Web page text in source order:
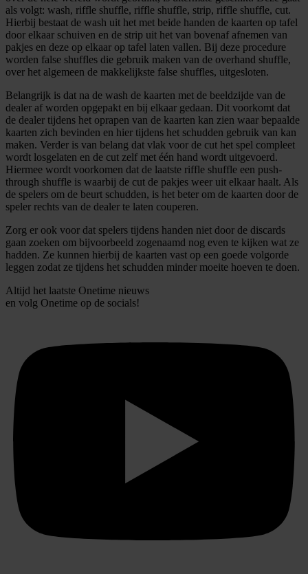
als volgt: wash, riffle shuffle, riffle shuffle, strip, riffle shuffle, cut.
Hierbij bestaat de wash uit het met beide handen de kaarten op tafel
door elkaar schuiven en de strip uit het van bovenaf afnemen van
pakjes en deze op elkaar op tafel laten vallen. Bij deze procedure
worden false shuffles die gebruik maken van de overhand shuffle,
over het algemeen de makkelijkste false shuffles, uitgesloten.
Belangrijk is dat na de wash de kaarten met de beeldzijde van de
dealer af worden opgepakt en bij elkaar gedaan. Dit voorkomt dat
de dealer tijdens het oprapen van de kaarten kan zien waar bepaalde
kaarten zich bevinden en hier tijdens het schudden gebruik van kan
maken. Verder is van belang dat vlak voor de cut het spel compleet
wordt losgelaten en de cut zelf met één hand wordt uitgevoerd.
Hiermee wordt voorkomen dat de laatste riffle shuffle een push-
through shuffle is waarbij de cut de pakjes weer uit elkaar haalt. Als
de spelers om de beurt schudden, is het beter om de kaarten door de
speler rechts van de dealer te laten couperen.
Zorg er ook voor dat spelers tijdens handen niet door de discards
gaan zoeken om bijvoorbeeld zogenaamd nog even te kijken wat ze
hadden. Ze kunnen hierbij de kaarten vast op een goede volgorde
leggen zodat ze tijdens het schudden minder moeite hoeven te doen.
Altijd het laatste Onetime nieuws
en volg Onetime op de socials!